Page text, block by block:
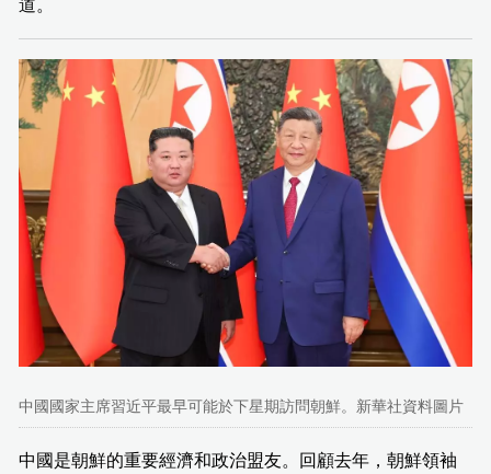
道。
中國國家主席習近平最早可能於下星期訪問朝鮮。新華社資料圖片
中國是朝鮮的重要經濟和政治盟友。回顧去年，朝鮮領袖